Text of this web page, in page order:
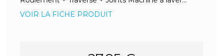
VOIR LA FICHE PRODUIT